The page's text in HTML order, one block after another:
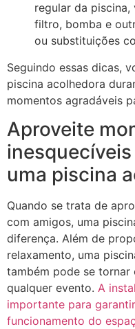
regular da
filtro, bomba e
ou substituições
Seguindo essas dicas,
piscina acolhedora
momentos agradáveis
Aproveite
uma piscina
Quando se trata de
com amigos, uma
diferença. Além de
relaxamento, uma
também pode se tornar
qualquer evento. A
importante para
funcionamento do